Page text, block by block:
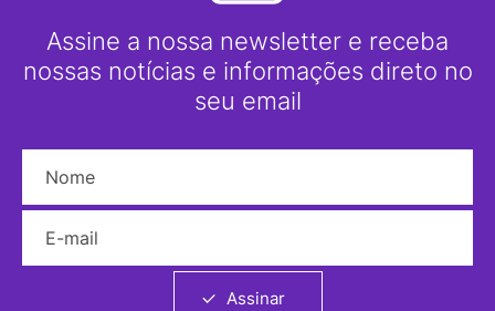
Assine a nossa newsletter e receba
nossas notícias e informações direto no
seu email
Assinar